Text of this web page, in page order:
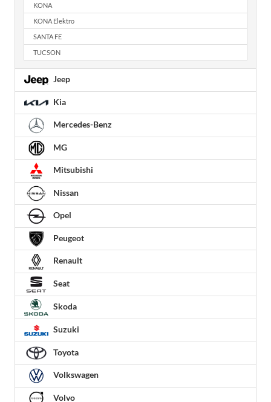
KONA
KONA Elektro
SANTA FE
TUCSON
Jeep
Kia
Mercedes-Benz
MG
Mitsubishi
Nissan
Opel
Peugeot
Renault
Seat
Skoda
Suzuki
Toyota
Volkswagen
Volvo